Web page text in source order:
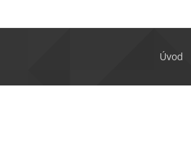
Úvod